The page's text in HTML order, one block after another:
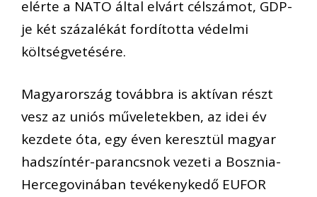
elérte a NATO által elvárt célszámot, GDP-
je két százalékát fordította védelmi
költségvetésére.
Magyarország továbbra is aktívan részt
vesz az uniós műveletekben, az idei év
kezdete óta, egy éven keresztül magyar
hadszíntér-parancsnok vezeti a Bosznia-
Hercegovinában tevékenykedő EUFOR